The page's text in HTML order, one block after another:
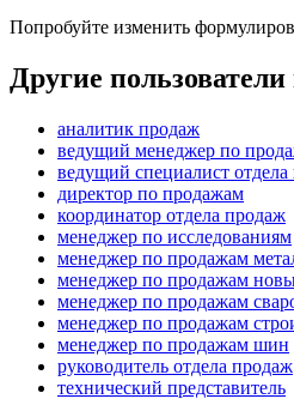
Попробуйте изменить
Другие
аналитик продаж
ведущий менеджер по
ведущий специалист
директор по продажам
координатор отдела продаж
менеджер по исследованиям
менеджер по продажам
менеджер по продажам
менеджер по продажам
менеджер по продажам
менеджер по продажам шин
руководитель отдела продаж
технический представитель